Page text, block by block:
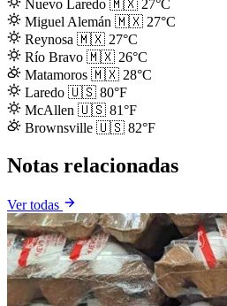
Nuevo Laredo 🇲🇽 27°C
Miguel Alemán 🇲🇽 27°C
Reynosa 🇲🇽 27°C
Río Bravo 🇲🇽 26°C
Matamoros 🇲🇽 28°C
Laredo 🇺🇸 80°F
McAllen 🇺🇸 81°F
Brownsville 🇺🇸 82°F
Notas relacionadas
Ver todas